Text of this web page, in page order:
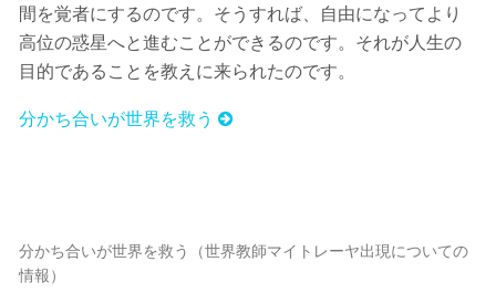
間を覚者にするのです。そうすれば、自由になってより
高位の惑星へと進むことができるのです。それが人生の
目的であることを教えに来られたのです。
分かち合いが世界を救う
分かち合いが世界を救う（世界教師マイトレーヤ出現についての
情報）